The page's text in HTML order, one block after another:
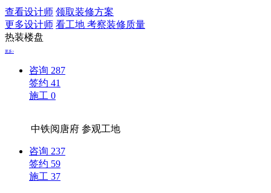
查看设计师 领取装修方案
更多设计师 看工地 考察装修质量
热装楼盘
更多>
咨询 287
签约 41
施工 0
中铁阅唐府参观工地
咨询 237
签约 59
施工 37